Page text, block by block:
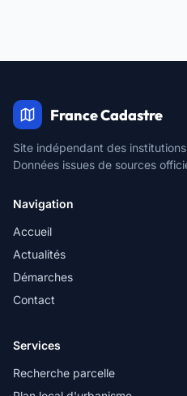
France Cadastre
Site indépendant des
Données issues de sources
Navigation
Accueil
Actualités
Démarches
Contact
Services
Recherche parcelle